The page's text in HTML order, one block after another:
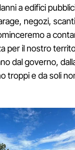
a edifici
negozi,
a
per il nostro
dal governo,
troppi e da soli